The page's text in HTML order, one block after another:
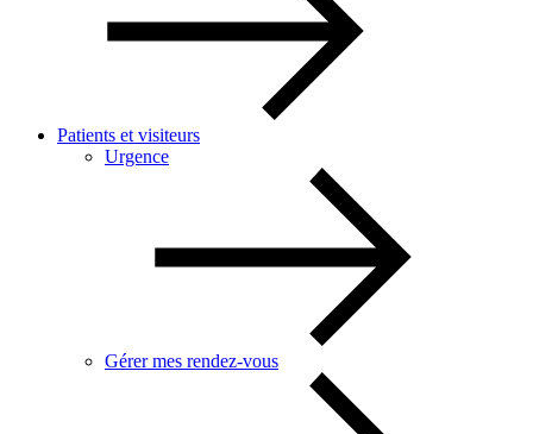
Patients et visiteurs
Urgence
Gérer mes rendez-vous